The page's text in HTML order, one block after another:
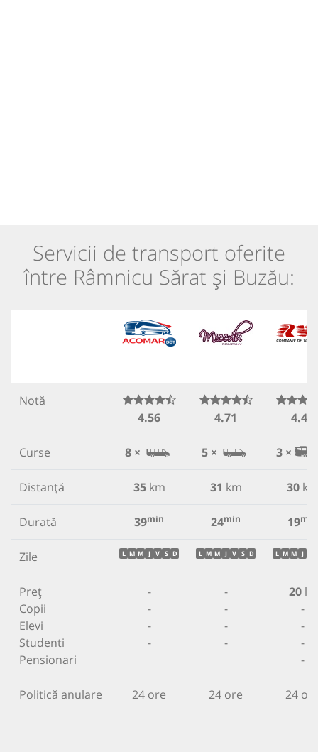
Servicii de transport oferite
între Râmnicu Sărat și Buzău:
Notă
4.56
4.71 4.49
Curse 8 × 5 × 3 ×
Distanță 35km 31 km 30km
Durată 39min 24min 19min
Zile L M M J V S D L M M J V S D L M M J
Preț
Copii
Elevi
Studenti
Pensionari
-
-
-
-
-
-
-
-
20lei
-
-
-
-
Politică anulare 24 ore 24 ore 24